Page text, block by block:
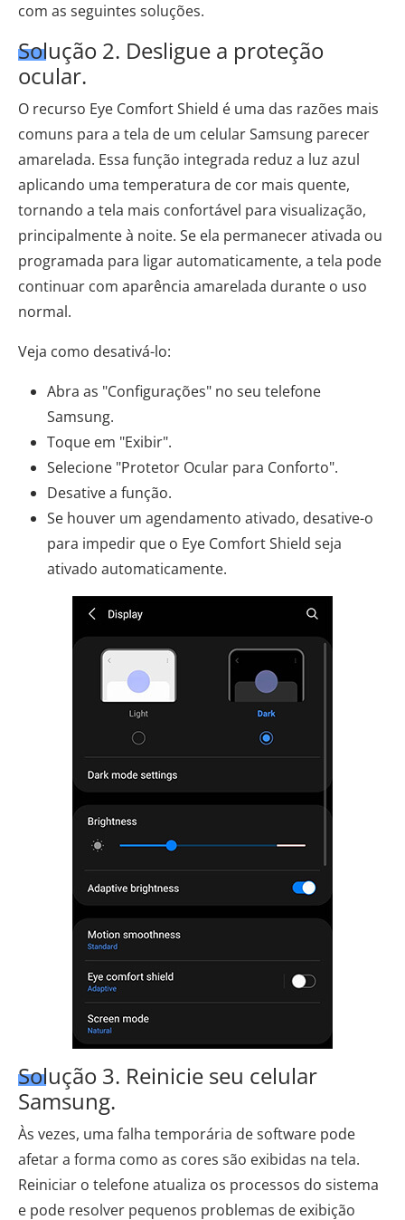
com as seguintes soluções.
Solução 2. Desligue a proteção
ocular.
O recurso Eye Comfort Shield é uma das razões mais
comuns para a tela de um celular Samsung parecer
amarelada. Essa função integrada reduz a luz azul
aplicando uma temperatura de cor mais quente,
tornando a tela mais confortável para visualização,
principalmente à noite. Se ela permanecer ativada ou
programada para ligar automaticamente, a tela pode
continuar com aparência amarelada durante o uso
normal.
Veja como desativá-lo:
Abra as "Configurações" no seu telefone
Samsung.
Toque em "Exibir".
Selecione "Protetor Ocular para Conforto".
Desative a função.
Se houver um agendamento ativado, desative-o
para impedir que o Eye Comfort Shield seja
ativado automaticamente.
Solução 3. Reinicie seu celular
Samsung.
Às vezes, uma falha temporária de software pode
afetar a forma como as cores são exibidas na tela.
Reiniciar o telefone atualiza os processos do sistema
e pode resolver pequenos problemas de exibição